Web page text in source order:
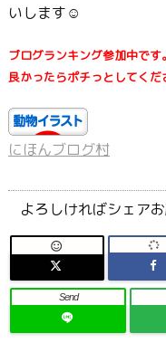
いします☺
ブログランキング参加中です。
良かったらポチっとしてくだ
にほんブログ村
よろしければシェア

Send